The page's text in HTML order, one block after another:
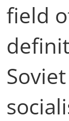
field